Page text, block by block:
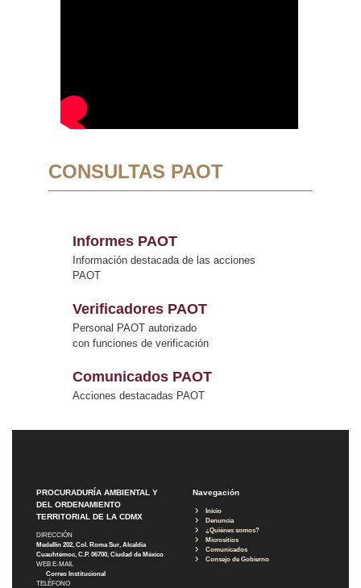
CONSULTAS PAOT
Informes PAOT
Información destacada de las acciones
PAOT
Verificadores PAOT
Personal PAOT autorizado
con funciones de verificación
Comunicados PAOT
Acciones destacadas PAOT
PROCURADURÍA AMBIENTAL Y
DEL ORDENAMIENTO
TERRITORIAL DE LA CDMX
DIRECCIÓN
Medellín 202, Col. Roma Sur, Alcaldía
Cuauhtémoc, C.P. 06700, Ciudad de México
WEB E-MAIL
Correo Institucional
TELÉFONO
Navegación
Inicio
Denuncia
¿Quiénes somos?
Micrositios
Comunicados
Consejo de Gobierno